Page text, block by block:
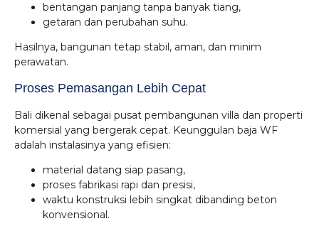
bentangan panjang tanpa banyak tiang,
getaran dan perubahan suhu.
Hasilnya, bangunan tetap stabil, aman, dan minim
perawatan.
Proses Pemasangan Lebih Cepat
Bali dikenal sebagai pusat pembangunan villa dan properti
komersial yang bergerak cepat. Keunggulan baja WF
adalah instalasinya yang efisien:
material datang siap pasang,
proses fabrikasi rapi dan presisi,
waktu konstruksi lebih singkat dibanding beton
konvensional.